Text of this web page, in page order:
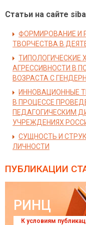
Статьи на сайте
ФОРМИРОВАНИЕ И
ТВОРЧЕСТВА В
ТИПОЛОГИЧЕСКИЕ
АГРЕССИВНОСТИ В
ВОЗРАСТА С
ИННОВАЦИОННЫЕ
В ПРОЦЕССЕ
ПЕДАГОГИЧЕСКИМ
УЧРЕЖДЕНИЯХ
СУЩНОСТЬ И
ЛИЧНОСТИ
ПУБЛИКАЦИИ
РИНЦ
К условиям